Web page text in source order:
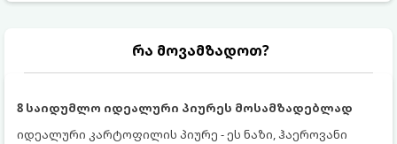
რა მოვამზადოთ?
8 საიდუმლო იდეალური პიურეს მოსამზადებლად
იდეალური კარტოფილის პიურე - ეს ნაზი, ჰაეროვანი